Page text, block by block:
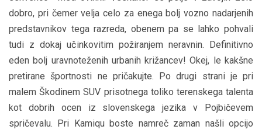
dobro, pri čemer velja celo za enega bolj vozno nadarjenih
predstavnikov tega razreda, obenem pa se lahko pohvali
tudi z dokaj učinkovitim požiranjem neravnin. Definitivno
eden bolj uravnoteženih urbanih križancev! Okej, le kakšne
pretirane športnosti ne pričakujte. Po drugi strani je pri
malem Škodinem SUV prisotnega toliko terenskega talenta
kot dobrih ocen iz slovenskega jezika v Pojbičevem
spričevalu. Pri Kamiqu boste namreč zaman našli opcijo